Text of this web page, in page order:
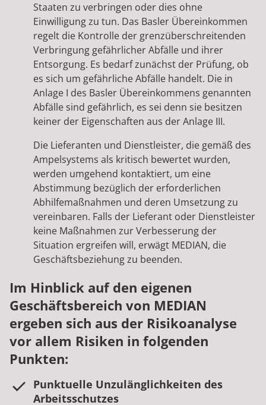
Staaten zu verbringen oder dies ohne
Einwilligung zu tun. Das Basler Übereinkommen
regelt die Kontrolle der grenzüberschreitenden
Verbringung gefährlicher Abfälle und ihrer
Entsorgung. Es bedarf zunächst der Prüfung, ob
es sich um gefährliche Abfälle handelt. Die in
Anlage I des Basler Übereinkommens genannten
Abfälle sind gefährlich, es sei denn sie besitzen
keiner der Eigenschaften aus der Anlage III.
Die Lieferanten und Dienstleister, die gemäß des
Ampelsystems als kritisch bewertet wurden,
werden umgehend kontaktiert, um eine
Abstimmung bezüglich der erforderlichen
Abhilfemaßnahmen und deren Umsetzung zu
vereinbaren. Falls der Lieferant oder Dienstleister
keine Maßnahmen zur Verbesserung der
Situation ergreifen will, erwägt MEDIAN, die
Geschäftsbeziehung zu beenden.
Im Hinblick auf den eigenen
Geschäftsbereich von MEDIAN
ergeben sich aus der Risikoanalyse
vor allem Risiken in folgenden
Punkten:
Punktuelle Unzulänglichkeiten des
Arbeitsschutzes